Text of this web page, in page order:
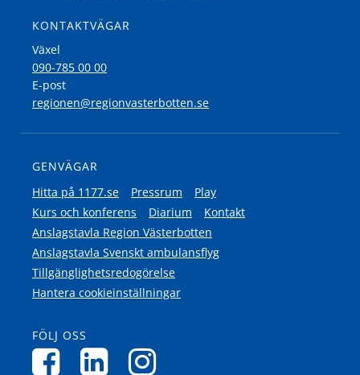
KONTAKTVÄGAR
Växel
090-785 00 00
E-post
regionen@regionvasterbotten.se
GENVÄGAR
Hitta på 1177.se
Pressrum
Play
Kurs och konferens
Diarium
Kontakt
Anslagstavla Region Västerbotten
Anslagstavla Svenskt ambulansflyg
Tillgänglighetsredogörelse
Hantera cookieinställningar
FÖLJ OSS